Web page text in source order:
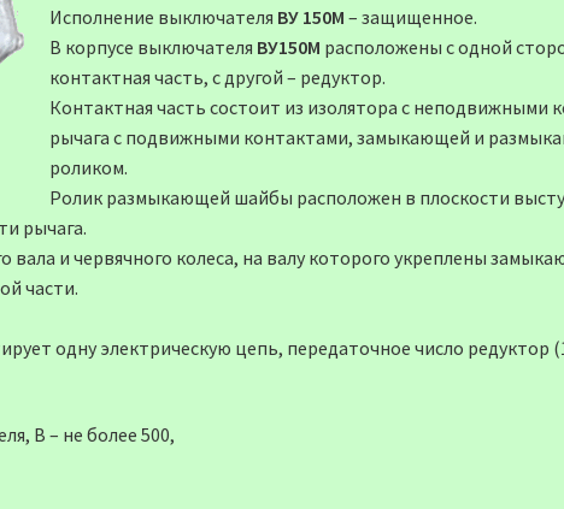
Исполнение выключателя ВУ 150М – защищенное.
В корпусе выключателя ВУ150М расположены с одной
контактная часть, с другой – редуктор.
Контактная часть состоит из изолятора с неподвижными
рычага с подвижными контактами, замыкающей и
роликом.
Ролик размыкающей шайбы расположен в плоскости
рычага.
вала и червячного колеса, на валу которого укреплены
части.
одну электрическую цепь, передаточное число редуктор
В – не более 500,